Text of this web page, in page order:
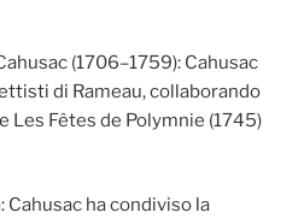
(1706–1759): Cahusac
di Rameau, collaborando
Les Fêtes de Polymnie (1745)
ha condiviso la